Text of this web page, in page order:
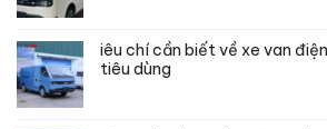
iêu chí cần biết về xe van
tiêu dùng